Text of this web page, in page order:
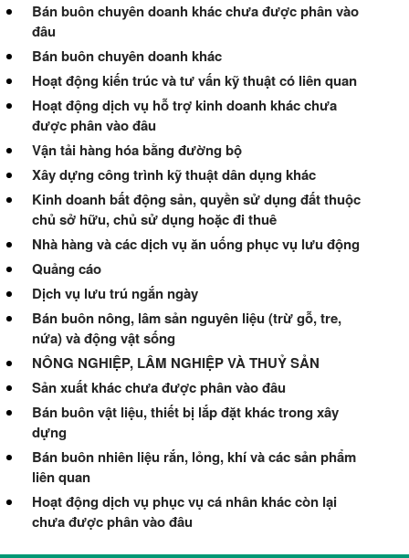
Bán buôn chuyên doanh khác chưa được phân vào
đâu
Bán buôn chuyên doanh khác
Hoạt động kiến trúc và tư vấn kỹ thuật có liên quan
Hoạt động dịch vụ hỗ trợ kinh doanh khác chưa
được phân vào đâu
Vận tải hàng hóa bằng đường bộ
Xây dựng công trình kỹ thuật dân dụng khác
Kinh doanh bất động sản, quyền sử dụng đất thuộc
chủ sở hữu, chủ sử dụng hoặc đi thuê
Nhà hàng và các dịch vụ ăn uống phục vụ lưu động
Quảng cáo
Dịch vụ lưu trú ngắn ngày
Bán buôn nông, lâm sản nguyên liệu (trừ gỗ, tre,
nứa) và động vật sống
NÔNG NGHIỆP, LÂM NGHIỆP VÀ THUỶ SẢN
Sản xuất khác chưa được phân vào đâu
Bán buôn vật liệu, thiết bị lắp đặt khác trong xây
dựng
Bán buôn nhiên liệu rắn, lỏng, khí và các sản phẩm
liên quan
Hoạt động dịch vụ phục vụ cá nhân khác còn lại
chưa được phân vào đâu